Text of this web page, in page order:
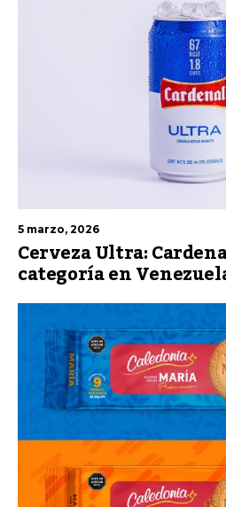
5 marzo, 2026
Cerveza Ultra:
categoría en